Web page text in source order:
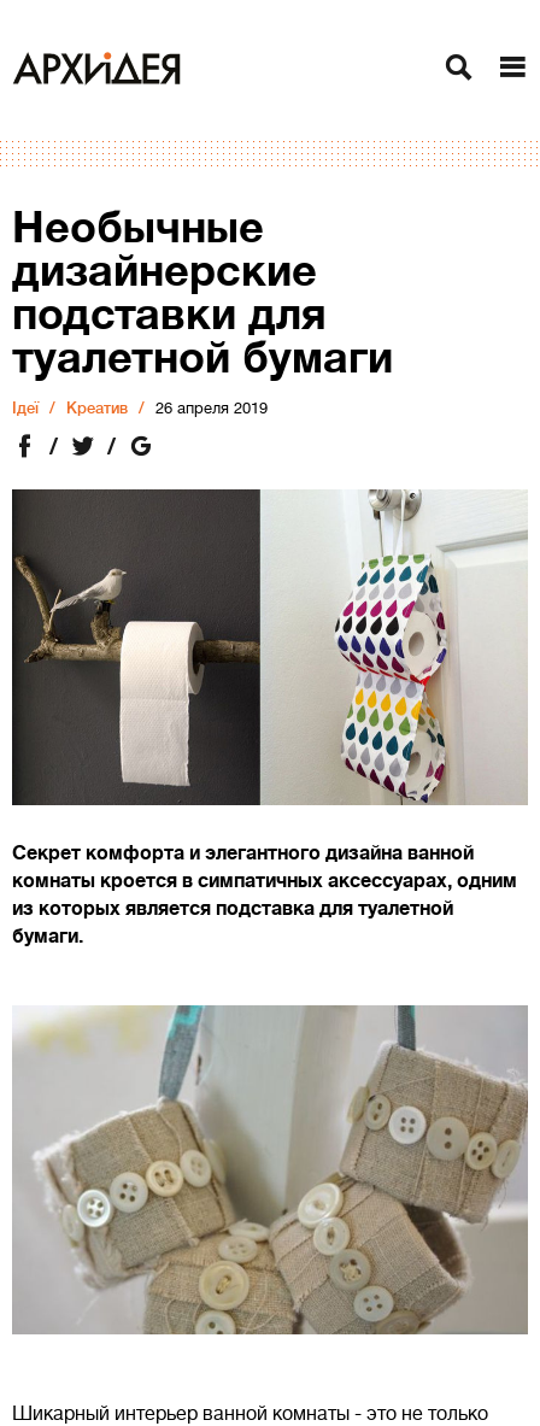
Необычные
дизайнерские
подставки для
туалетной бумаги
Ідеї Креатив 26 апреля 2019
Секрет комфорта и элегантного дизайна ванной
комнаты кроется в симпатичных аксессуарах, одним
из которых является подставка для туалетной
бумаги.
Шикарный интерьер ванной комнаты - это не только